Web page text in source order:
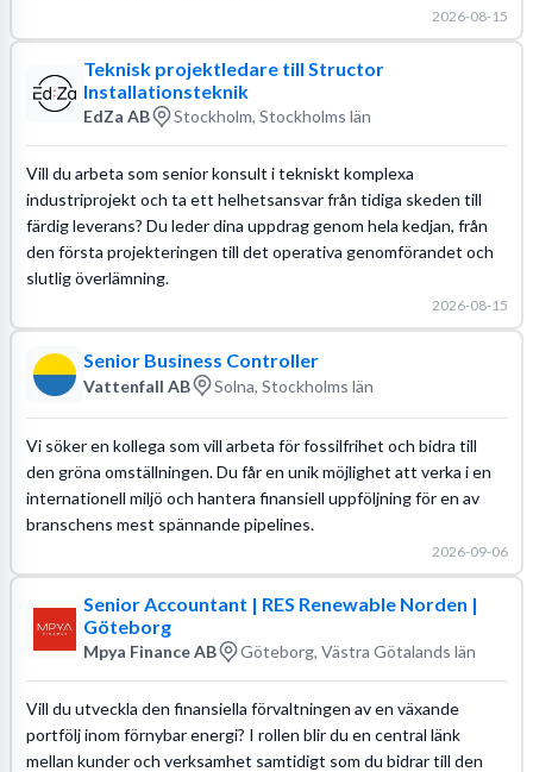
2026-08-15
Teknisk projektledare till Structor
Installationsteknik
EdZa AB Stockholm, Stockholms län
Vill du arbeta som senior konsult i tekniskt komplexa
industriprojekt och ta ett helhetsansvar från tidiga skeden till
färdig leverans? Du leder dina uppdrag genom hela kedjan, från
den första projekteringen till det operativa genomförandet och
slutlig överlämning.
2026-08-15
Senior Business Controller
Vattenfall AB Solna, Stockholms län
Vi söker en kollega som vill arbeta för fossilfrihet och bidra till
den gröna omställningen. Du får en unik möjlighet att verka i en
internationell miljö och hantera finansiell uppföljning för en av
branschens mest spännande pipelines.
2026-09-06
Senior Accountant | RES Renewable Norden |
Göteborg
Mpya Finance AB Göteborg, Västra Götalands län
Vill du utveckla den finansiella förvaltningen av en växande
portfölj inom förnybar energi? I rollen blir du en central länk
mellan kunder och verksamhet samtidigt som du bidrar till den